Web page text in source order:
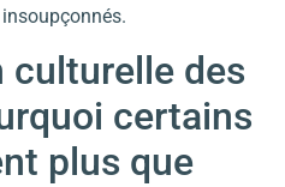
culturelle des
certains
plus que